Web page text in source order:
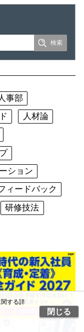
事部
人材論
ション
ィードバック
研修技法
関する詳
閉じる